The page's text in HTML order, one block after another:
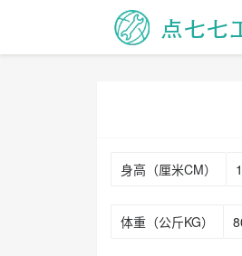
身高（厘米CM）
体重（公斤KG）